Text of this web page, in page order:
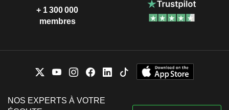
+ 1 300 000
membres
NOS EXPERTS À VOTRE